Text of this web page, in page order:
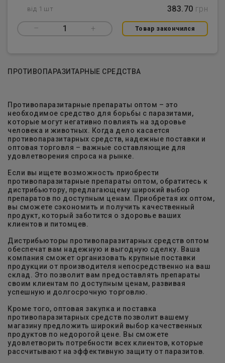
від 1 шт 383.70 грн
– 1 + Товар закончился
ПРОТИВОПАРАЗИТАРНЫЕ СРЕДСТВА
Противопаразитарные препараты оптом – это
необходимое средство для борьбы с паразитами,
которые могут негативно повлиять на здоровье
человека и животных. Когда дело касается
противопаразитарных средств, надежные поставки и
оптовая торговля – важные составляющие для
удовлетворения спроса на рынке.
Если вы ищете возможность приобрести
противопаразитарные препараты оптом, обратитесь к
дистрибьютору, предлагающему широкий выбор
препаратов по доступным ценам. Приобретая их оптом,
вы сможете сэкономить и получить качественный
продукт, который заботится о здоровье ваших
клиентов и питомцев.
Дистрибьюторы противопаразитарных средств оптом
обеспечат вам надежную и выгодную сделку. Ваша
компания сможет организовать крупные поставки
продукции от производителя непосредственно на ваш
склад. Это позволит вам предоставлять препараты
своим клиентам по доступным ценам, развивая
успешную и долгосрочную торговлю.
Кроме того, оптовая закупка и поставка
противопаразитарных средств позволит вашему
магазину предложить широкий выбор качественных
продуктов по недорогой цене. Вы сможете
удовлетворить потребности всех клиентов, которые
рассчитывают на эффективную защиту от паразитов.